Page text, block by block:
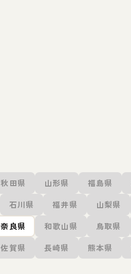
秋田県 山形県 福島県
石川県 福井県 山梨県
奈良県 和歌山県 鳥取県
佐賀県 長崎県 熊本県